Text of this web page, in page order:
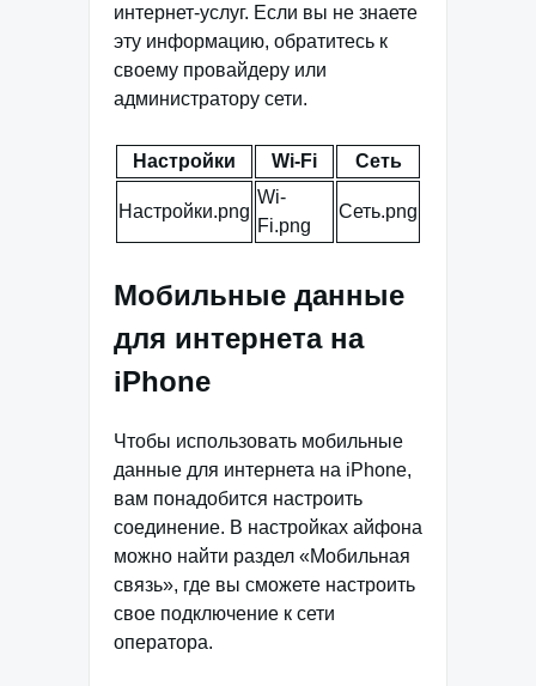
интернет-услуг. Если вы не знаете
эту информацию, обратитесь к
своему провайдеру или
администратору сети.
Настройки Wi-Fi Сеть
Настройки.png
Wi-
Fi.png
Сеть.png
Мобильные данные
для интернета на
iPhone
Чтобы использовать мобильные
данные для интернета на iPhone,
вам понадобится настроить
соединение. В настройках айфона
можно найти раздел «Мобильная
связь», где вы сможете настроить
свое подключение к сети
оператора.